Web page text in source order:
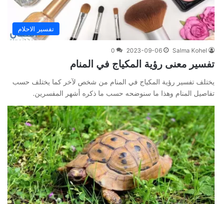
تفسير الاحلام
Salma Kohel
2023-09-06
0
تفسير معنى رؤية المكياج في المنام
يختلف تفسير رؤية المكياج في المنام من شخص لآخر كما يختلف حسب
تفاصيل المنام وهذا ما سنوضحه حسب ما ذكره أشهر المفسرين.